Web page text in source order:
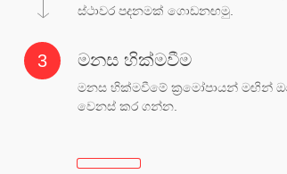
ස්ථාවර පදනමක් ගොඩනඟමු.
මනස හික්මවීම
මනස හික්මවීමේ ක්‍රමෝපායන් මඟින්
වෙනස් කර ගන්න.